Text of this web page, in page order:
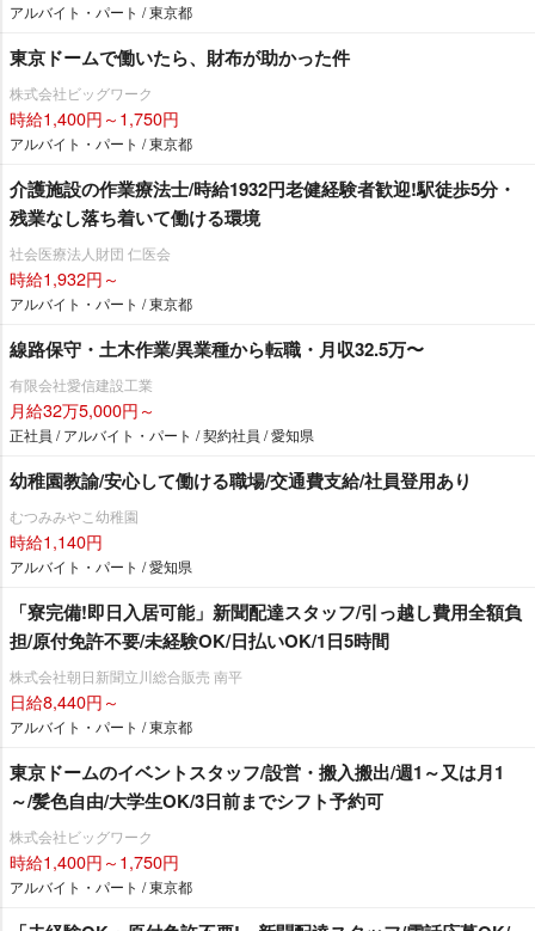
アルバイト・パート / 東京都
東京ドームで働いたら、財布が助かった件
株式会社ビッグワーク
時給1,400円～1,750円
アルバイト・パート / 東京都
介護施設の作業療法士/時給1932円老健経験者歓迎!駅徒歩5分・
残業なし落ち着いて働ける環境
社会医療法人財団 仁医会
時給1,932円～
アルバイト・パート / 東京都
線路保守・土木作業/異業種から転職・月収32.5万〜
有限会社愛信建設工業
月給32万5,000円～
正社員 / アルバイト・パート / 契約社員 / 愛知県
幼稚園教諭/安心して働ける職場/交通費支給/社員登用あり
むつみみやこ幼稚園
時給1,140円
アルバイト・パート / 愛知県
「寮完備!即日入居可能」新聞配達スタッフ/引っ越し費用全額負
担/原付免許不要/未経験OK/日払いOK/1日5時間
株式会社朝日新聞立川総合販売 南平
日給8,440円～
アルバイト・パート / 東京都
東京ドームのイベントスタッフ/設営・搬入搬出/週1～又は月1
～/髪色自由/大学生OK/3日前までシフト予約可
株式会社ビッグワーク
時給1,400円～1,750円
アルバイト・パート / 東京都